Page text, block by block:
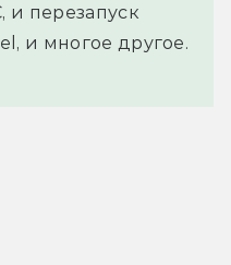
и перезапуск
и многое другое.